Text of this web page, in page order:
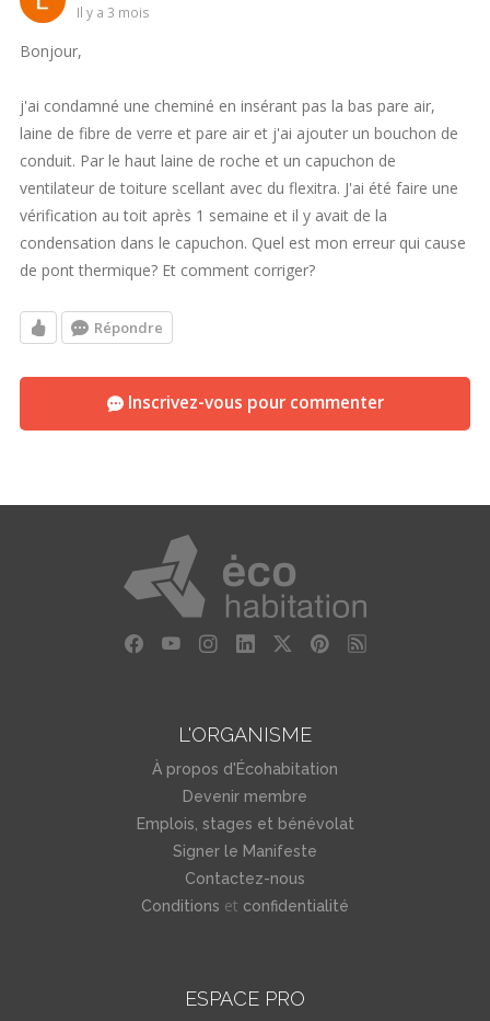
il y a 3 mois
Bonjour,
j'ai condamné une cheminé en insérant pas la bas pare air,
laine de fibre de verre et pare air et j'ai ajouter un bouchon de
conduit. Par le haut laine de roche et un capuchon de
ventilateur de toiture scellant avec du flexitra. J'ai été faire une
vérification au toit après 1 semaine et il y avait de la
condensation dans le capuchon. Quel est mon erreur qui cause
de pont thermique? Et comment corriger?
Répondre
Inscrivez-vous pour commenter
L'ORGANISME
À propos d'Écohabitation
Devenir membre
Emplois, stages et bénévolat
Signer le Manifeste
Contactez-nous
Conditions et confidentialité
ESPACE PRO